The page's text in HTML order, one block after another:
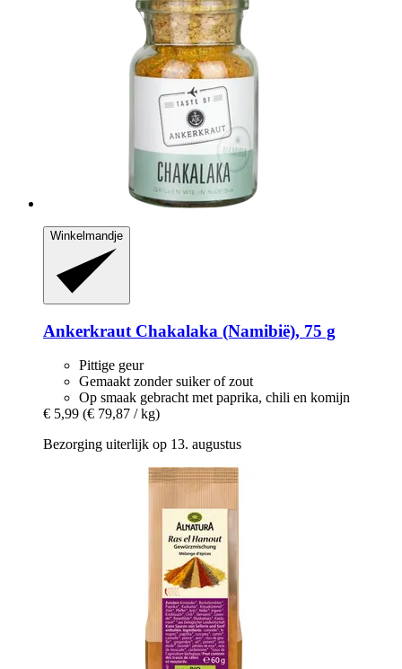
Winkelmandje
Ankerkraut Chakalaka (Namibië), 75 g
Pittige geur
Gemaakt zonder suiker of zout
Op smaak gebracht met paprika, chili en komijn
€ 5,99 (€ 79,87 / kg)
Bezorging uiterlijk op 13. augustus